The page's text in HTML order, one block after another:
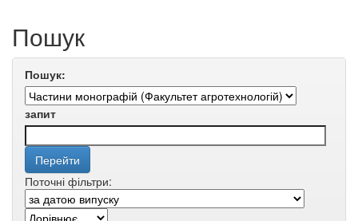
Пошук
Пошук:
запит
Поточні фільтри: